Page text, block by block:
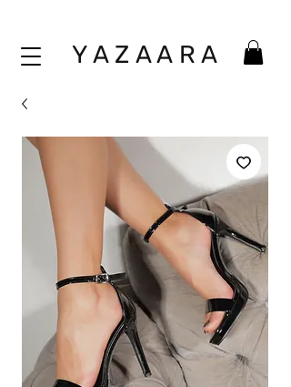
Y A Z A A R A